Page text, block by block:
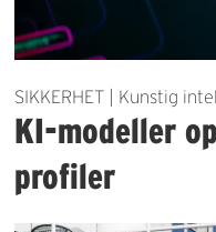
SIKKERHET | Kunstig
KI-modeller
profiler